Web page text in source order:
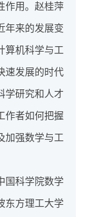
作用。赵桂萍
年来的发展变
算机科学与工
速发展的时代
学研究和人才
作者如何把握
加强数学与工
国科学院数学
东方理工大学